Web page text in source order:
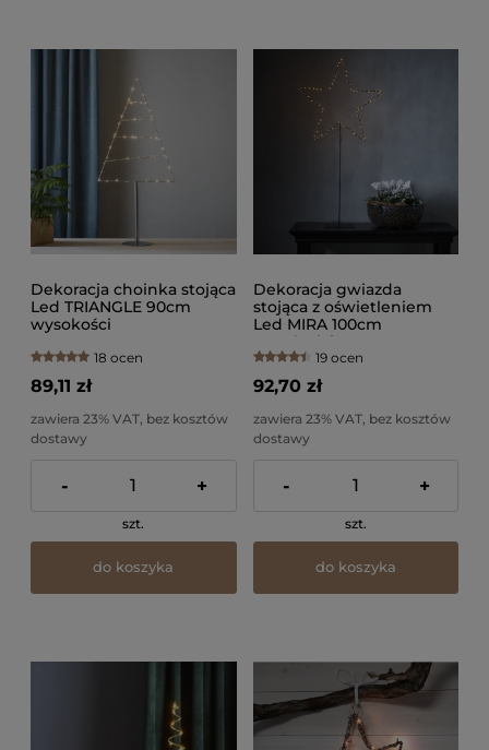
Dekoracja choinka stojąca
Led TRIANGLE 90cm
wysokości
18 ocen
89,11 zł
zawiera 23% VAT, bez kosztów
dostawy
- +
szt.
do koszyka
Dekoracja gwiazda
stojąca z oświetleniem
Led MIRA 100cm
wysokości
19 ocen
92,70 zł
zawiera 23% VAT, bez kosztów
dostawy
- +
szt.
do koszyka